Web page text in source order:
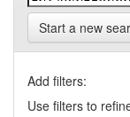
Start a new
Add filters:
Use filters to